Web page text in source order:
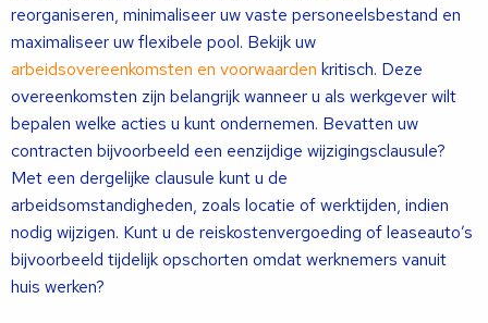
reorganiseren, minimaliseer uw vaste personeelsbestand en
maximaliseer uw flexibele pool. Bekijk uw
arbeidsovereenkomsten en voorwaarden kritisch. Deze
overeenkomsten zijn belangrijk wanneer u als werkgever wilt
bepalen welke acties u kunt ondernemen. Bevatten uw
contracten bijvoorbeeld een eenzijdige wijzigingsclausule?
Met een dergelijke clausule kunt u de
arbeidsomstandigheden, zoals locatie of werktijden, indien
nodig wijzigen. Kunt u de reiskostenvergoeding of leaseauto’s
bijvoorbeeld tijdelijk opschorten omdat werknemers vanuit
huis werken?